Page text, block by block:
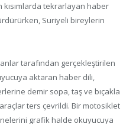
kısımlarda tekrarlayan haber
Suriyeli bireylerin
tarafından gerçekleştirilen
aktaran haber dili,
demir sopa, taş ve bıçakla
ters çevrildi. Bir motosiklet
grafik halde okuyucuya